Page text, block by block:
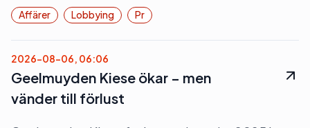
Affärer Lobbying Pr
2026-08-06, 06:06
Geelmuyden Kiese ökar – men
vänder till förlust